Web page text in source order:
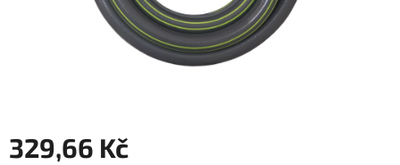
329,66 Kč